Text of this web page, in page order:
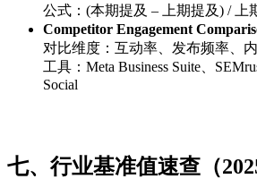
公式：(本期提及 – 上期提及) / 上
Competitor Engagement
对比维度：互动率、发布频率、
工具：Meta Business Suite、
Social
七、行业基准值速查（